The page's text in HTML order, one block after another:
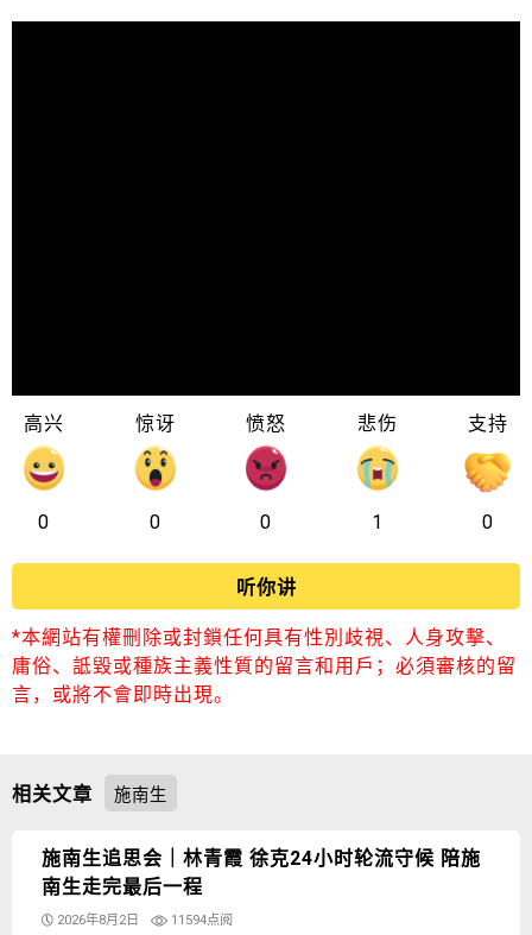
高兴
0
惊讶
0
愤怒
0
悲伤
1
支持
0
听你讲
*本網站有權刪除或封鎖任何具有性別歧視、人身攻擊、
庸俗、詆毀或種族主義性質的留言和用戶；必須審核的留
言，或將不會即時出現。
相关文章 施南生
施南生追思会｜林青霞 徐克24小时轮流守候 陪施
南生走完最后一程
2026年8月2日 11594点阅